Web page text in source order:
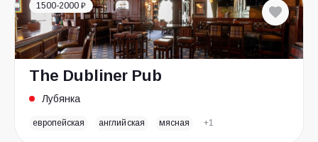
1500-2000 ₽
The Dubliner Pub
Лубянка
европейская английская мясная +1